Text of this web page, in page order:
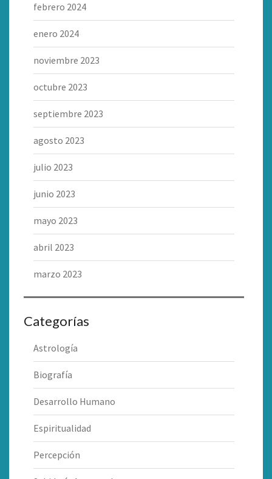
febrero 2024
enero 2024
noviembre 2023
octubre 2023
septiembre 2023
agosto 2023
julio 2023
junio 2023
mayo 2023
abril 2023
marzo 2023
Categorías
Astrología
Biografía
Desarrollo Humano
Espiritualidad
Percepción